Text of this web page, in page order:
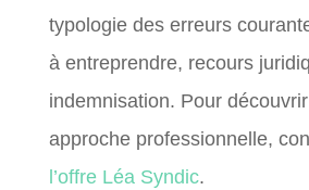
typologie des erreurs
à entreprendre, recours
indemnisation. Pour
approche professionnelle,
l’offre Léa Syndic.